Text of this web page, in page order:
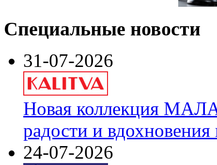
Специальные новости
31-07-2026
Новая коллекция
радости и
24-07-2026